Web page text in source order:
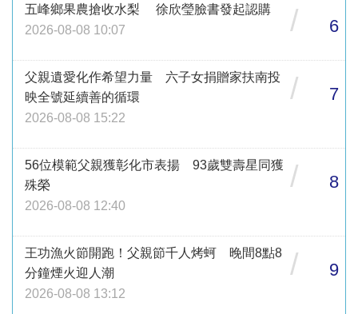
五峰鄉果農搶收水梨 徐欣瑩臉書發起認購
2026-08-08 10:07
/ 6
父親遺愛化作希望力量 六子女捐贈家扶南投
映全號延續善的循環
2026-08-08 15:22
/ 7
56位模範父親獲彰化市表揚 93歲雙壽星同獲
殊榮
2026-08-08 12:40
/ 8
王功漁火節開跑！父親節千人烤蚵 晚間8點8
分鐘煙火迎人潮
2026-08-08 13:12
/ 9